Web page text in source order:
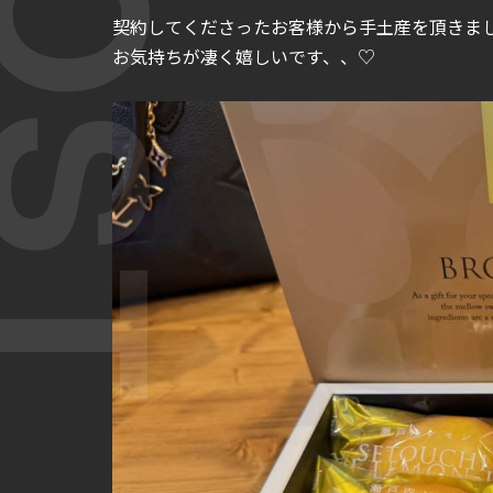
契約してくださったお客様から手土産を頂きま
お気持ちが凄く嬉しいです、、♡